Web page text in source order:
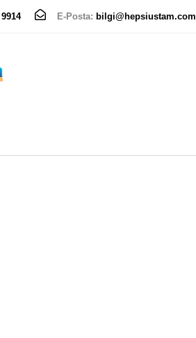
E-Posta: bilgi@hepsiustam.com